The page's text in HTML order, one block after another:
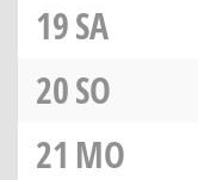
19SA
20SO
21 MO